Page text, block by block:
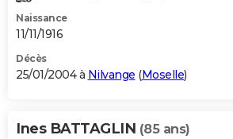
Naissance
11/11/1916
Décès
25/01/2004 à Nilvange (Moselle)
Ines BATTAGLIN (85 ans)